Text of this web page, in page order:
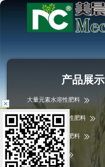
产品展示
大量元素水溶性肥料
中微量元素水溶性肥料
微量元素水溶性肥料
掺混肥/复合肥